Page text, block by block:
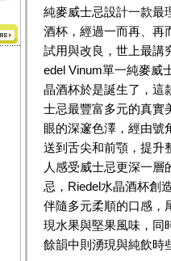
純麥威士忌設計一款最
酒杯，經過一而再、再
試用與改良，世上最講
edel Vinum單一純麥威
晶酒杯於是誕生了，這
士忌最豐富多元的真實
眼的深邃色澤，經由號
送到舌尖和前顎，提升
人感受威士忌更深一層
忌，Riedel水晶酒杯創
伴隨多元柔順的口感，
現水果與堅果風味，同
餘韻中則湧現與純飲時